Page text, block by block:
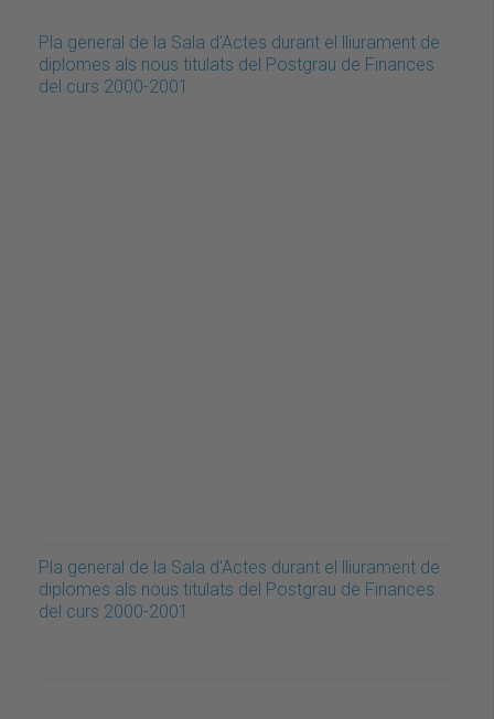
Pla general de la Sala d'Actes durant el lliurament de
diplomes als nous titulats del Postgrau de Finances
del curs 2000-2001
Pla general de la Sala d'Actes durant el lliurament de
diplomes als nous titulats del Postgrau de Finances
del curs 2000-2001